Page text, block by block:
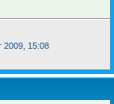
2009, 15:08